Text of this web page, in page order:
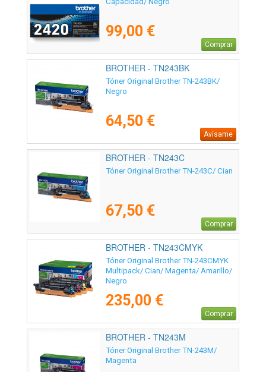
99,00 €
Comprar
BROTHER - TN243BK
Tóner Original Brother TN-243BK/
Negro
64,50 €
Avísame
BROTHER - TN243C
Tóner Original Brother TN-243C/ Cian
67,50 €
Comprar
BROTHER - TN243CMYK
Tóner Original Brother TN-243CMYK
Multipack/ Cian/ Magenta/ Amarillo/
Negro
235,00 €
Comprar
BROTHER - TN243M
Tóner Original Brother TN-243M/
Magenta